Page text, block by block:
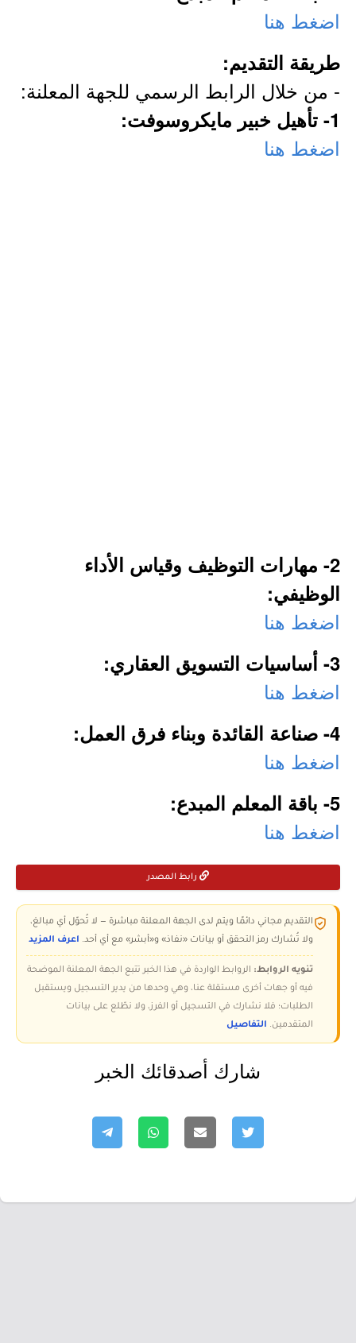
اضغط هنا
طريقة التقديم:
- من خلال الرابط الرسمي للجهة المعلنة:
1- تأهيل خبير مايكروسوفت:
اضغط هنا
2- مهارات التوظيف وقياس الأداء
الوظيفي:
اضغط هنا
3- أساسيات التسويق العقاري:
اضغط هنا
4- صناعة القائدة وبناء فرق العمل:
اضغط هنا
5- باقة المعلم المبدع:
اضغط هنا
رابط المصدر
التقديم مجاني دائمًا ويتم لدى الجهة المعلنة مباشرة — لا تُحوّل أي مبالغ،
ولا تُشارك رمز التحقق أو بيانات «نفاذ» و«أبشر» مع أي أحد. اعرف المزيد
تنويه الروابط: الروابط الواردة في هذا الخبر تتبع الجهة المعلنة الموضحة
فيه أو جهات أخرى مستقلة عنا، وهي وحدها من يدير التسجيل ويستقبل
الطلبات؛ فلا نشارك في التسجيل أو الفرز، ولا نطّلع على بيانات
المتقدمين. التفاصيل
شارك أصدقائك الخبر